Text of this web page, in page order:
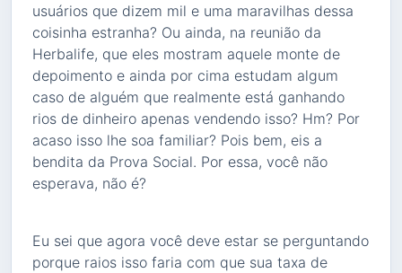
usuários que dizem mil e uma maravilhas dessa
coisinha estranha? Ou ainda, na reunião da
Herbalife, que eles mostram aquele monte de
depoimento e ainda por cima estudam algum
caso de alguém que realmente está ganhando
rios de dinheiro apenas vendendo isso? Hm? Por
acaso isso lhe soa familiar? Pois bem, eis a
bendita da Prova Social. Por essa, você não
esperava, não é?
Eu sei que agora você deve estar se perguntando
porque raios isso faria com que sua taxa de